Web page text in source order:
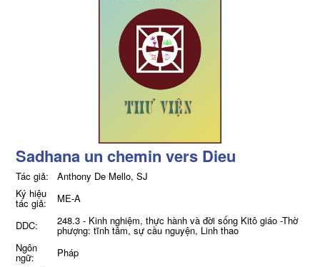
Sadhana un chemin vers Dieu
Tác giả:
Anthony De Mello, SJ
Ký hiệu
tác giả:
ME-A
DDC:
248.3 - Kinh nghiệm, thực hành và đời sống Kitô giáo -Thờ
phượng: tĩnh tâm, sự cầu nguyện, Linh thao
Ngôn
ngữ:
Pháp